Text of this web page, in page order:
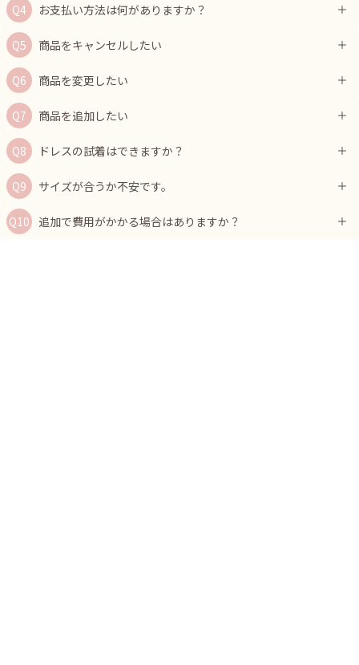
お支払い方法は何がありますか？
商品をキャンセルしたい
商品を変更したい
商品を追加したい
ドレスの試着はできますか？
サイズが合うか不安です。
追加で費用がかかる場合はありますか？